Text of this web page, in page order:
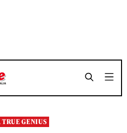
SHARE
SHARE
TRUE GENIUS